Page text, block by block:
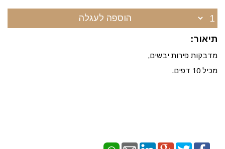
הוספה לעגלה
תיאור:
מדבקות פירות יבשים,
מכיל 10 דפים.